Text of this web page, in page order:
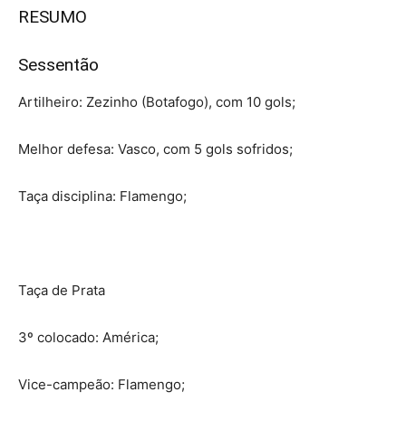
RESUMO
Sessentão
Artilheiro: Zezinho (Botafogo), com 10 gols;
Melhor defesa: Vasco, com 5 gols sofridos;
Taça disciplina: Flamengo;
Taça de Prata
3º colocado: América;
Vice-campeão: Flamengo;